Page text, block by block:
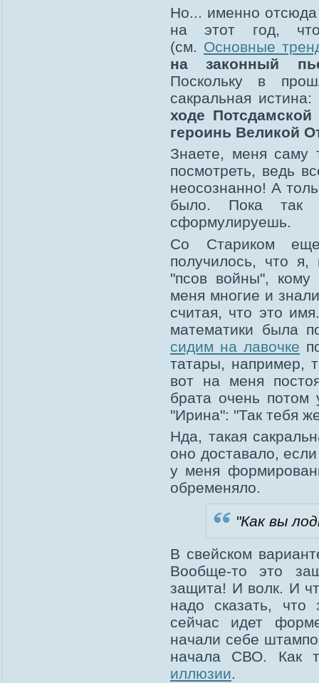
Но... именно
на этот год,
(см. Основные
на законный
Поскольку в
сакральная
ходе
героинь Великой
Знаете, меня саму
посмотреть, ведь
неосознанно! А
было. Пока так
сформулируешь.
Со Стариком
получилось, что я,
"псов войны",
меня многие и
считая, что это
математики была
сидим на лавочке
татары, например,
вот на меня
брата очень потом
"Ирина": "Так тебя
Нда, такая
оно доставало,
у меня
обременяло.
"Как вы
В свейском
Вообще-то это
защита! И волк. И
надо сказать, что
сейчас идет
начали себе
начала СВО. Как
иллюзии.